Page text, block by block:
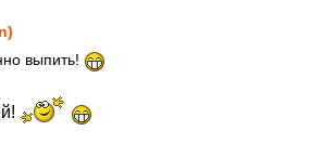
выпить!